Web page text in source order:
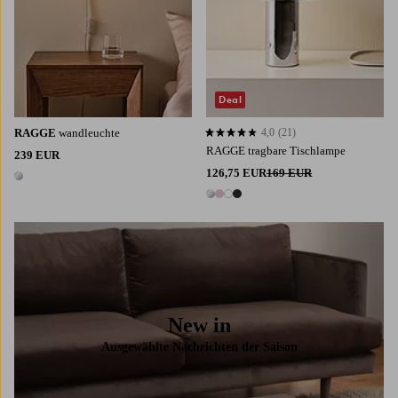
RAGGE wandleuchte
239 EUR
1 Farbe
RAGGE tragbare Tischlampe
126,75 EUR169 EUR
4 Farben
4,0 basierend auf 21 Bewertungen
4,0 (21)
Deal
New in
Ausgewählte Nachrichten der Saison